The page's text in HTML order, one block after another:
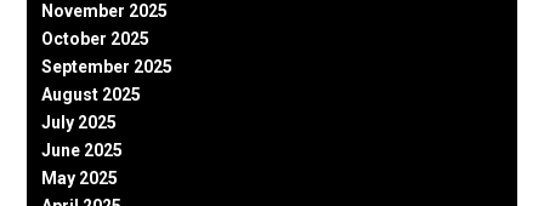
November 2025
October 2025
September 2025
August 2025
July 2025
June 2025
May 2025